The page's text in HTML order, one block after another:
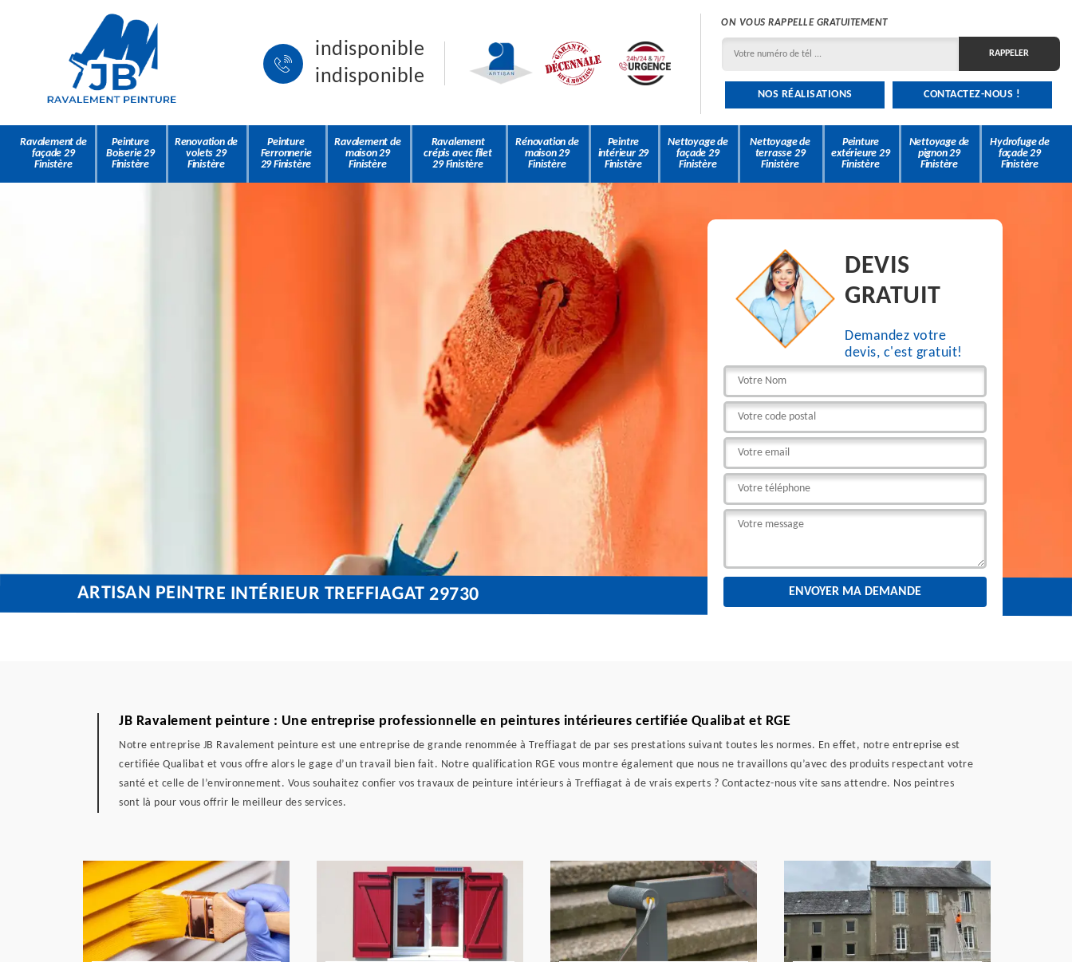
indisponible
indisponible
ON VOUS RAPPELLE GRATUITEMENT
NOS RÉALISATIONS CONTACTEZ-NOUS !
Ravalement de
façade 29
Finistère
Peinture
Boiserie 29
Finistère
Renovation de
volets 29
Finistère
Peinture
Ferronnerie
29 Finistère
Ravalement de
maison 29
Finistère
Ravalement
crépis avec filet
29 Finistère
Rénovation de
maison 29
Finistère
Peintre
intérieur 29
Finistère
Nettoyage de
façade 29
Finistère
Nettoyage de
terrasse 29
Finistère
Peinture
extérieure 29
Finistère
Nettoyage de
pignon 29
Finistère
Hydrofuge de
façade 29
Finistère
DEVIS
GRATUIT
Demandez votre
devis, c'est gratuit!
ARTISAN PEINTRE INTÉRIEUR TREFFIAGAT 29730
JB Ravalement peinture : Une entreprise professionnelle en peintures intérieures certifiée Qualibat et RGE
Notre entreprise JB Ravalement peinture est une entreprise de grande renommée à Treffiagat de par ses prestations suivant toutes les normes. En effet, notre entreprise est
certifiée Qualibat et vous offre alors le gage d’un travail bien fait. Notre qualification RGE vous montre également que nous ne travaillons qu’avec des produits respectant votre
santé et celle de l’environnement. Vous souhaitez confier vos travaux de peinture intérieurs à Treffiagat à de vrais experts ? Contactez-nous vite sans attendre. Nos peintres
sont là pour vous offrir le meilleur des services.